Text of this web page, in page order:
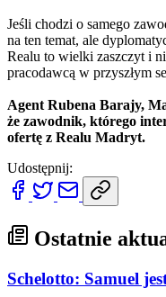
Jeśli chodzi o samego
na ten temat, ale
Realu to wielki zaszczyt i
pracodawcą w przyszłym
Agent Rubena Barajy,
że zawodnik, którego
ofertę z Realu Madryt.
Udostępnij:
Ostatnie
Schelotto: Samuel